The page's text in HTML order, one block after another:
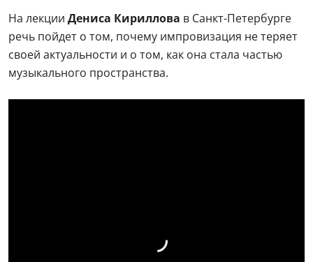
На лекции Дениса Кириллова в Санкт-Петербурге
речь пойдет о том, почему импровизация не теряет
своей актуальности и о том, как она стала частью
музыкального пространства.